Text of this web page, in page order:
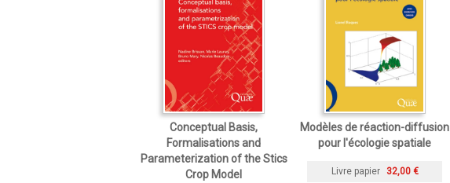
Conceptual Basis,
Formalisations and
Parameterization of the Stics
Crop Model
Modèles de réaction-diffusion
pour l'écologie spatiale
Livre papier 32,00 €